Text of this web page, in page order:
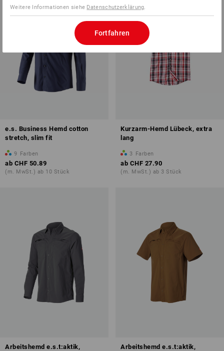
e.s. Business Hemd cotton
stretch, slim fit
9 Farben
ab CHF 50.89
(m. MwSt.) ab 10 Stück
Kurzarm-Hemd Lübeck, extra
lang
3 Farben
ab CHF 27.90
(m. MwSt.) ab 3 Stück
Arbeitshemd e.s.t:aktik,
Arbeitshemd e.s.t:aktik,
Weitere Informationen siehe Datenschutzerklärung
Fortfahren